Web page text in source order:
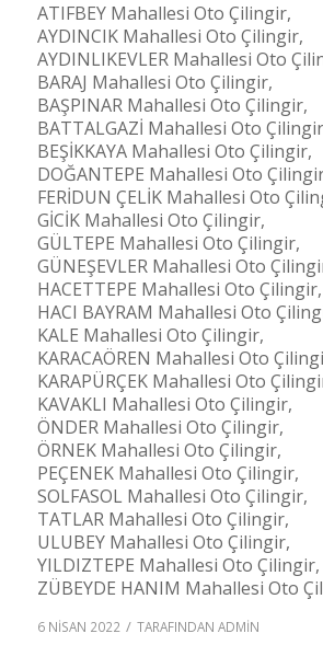
ATIFBEY Mahallesi Oto Çilingir,
AYDINCIK Mahallesi Oto Çilingir,
AYDINLIKEVLER Mahallesi Oto
BARAJ Mahallesi Oto Çilingir,
BAŞPINAR Mahallesi Oto Çilingir,
BATTALGAZİ Mahallesi Oto
BEŞİKKAYA Mahallesi Oto Çilingir,
DOĞANTEPE Mahallesi Oto
FERİDUN ÇELİK Mahallesi Oto
GİCİK Mahallesi Oto Çilingir,
GÜLTEPE Mahallesi Oto Çilingir,
GÜNEŞEVLER Mahallesi Oto
HACETTEPE Mahallesi Oto Çilingir,
HACI BAYRAM Mahallesi Oto
KALE Mahallesi Oto Çilingir,
KARACAÖREN Mahallesi Oto
KARAPÜRÇEK Mahallesi Oto
KAVAKLI Mahallesi Oto Çilingir,
ÖNDER Mahallesi Oto Çilingir,
ÖRNEK Mahallesi Oto Çilingir,
PEÇENEK Mahallesi Oto Çilingir,
SOLFASOL Mahallesi Oto Çilingir,
TATLAR Mahallesi Oto Çilingir,
ULUBEY Mahallesi Oto Çilingir,
YILDIZTEPE Mahallesi Oto Çilingir,
ZÜBEYDE HANIM Mahallesi Oto
6 NISAN 2022 / TARAFINDAN ADMIN